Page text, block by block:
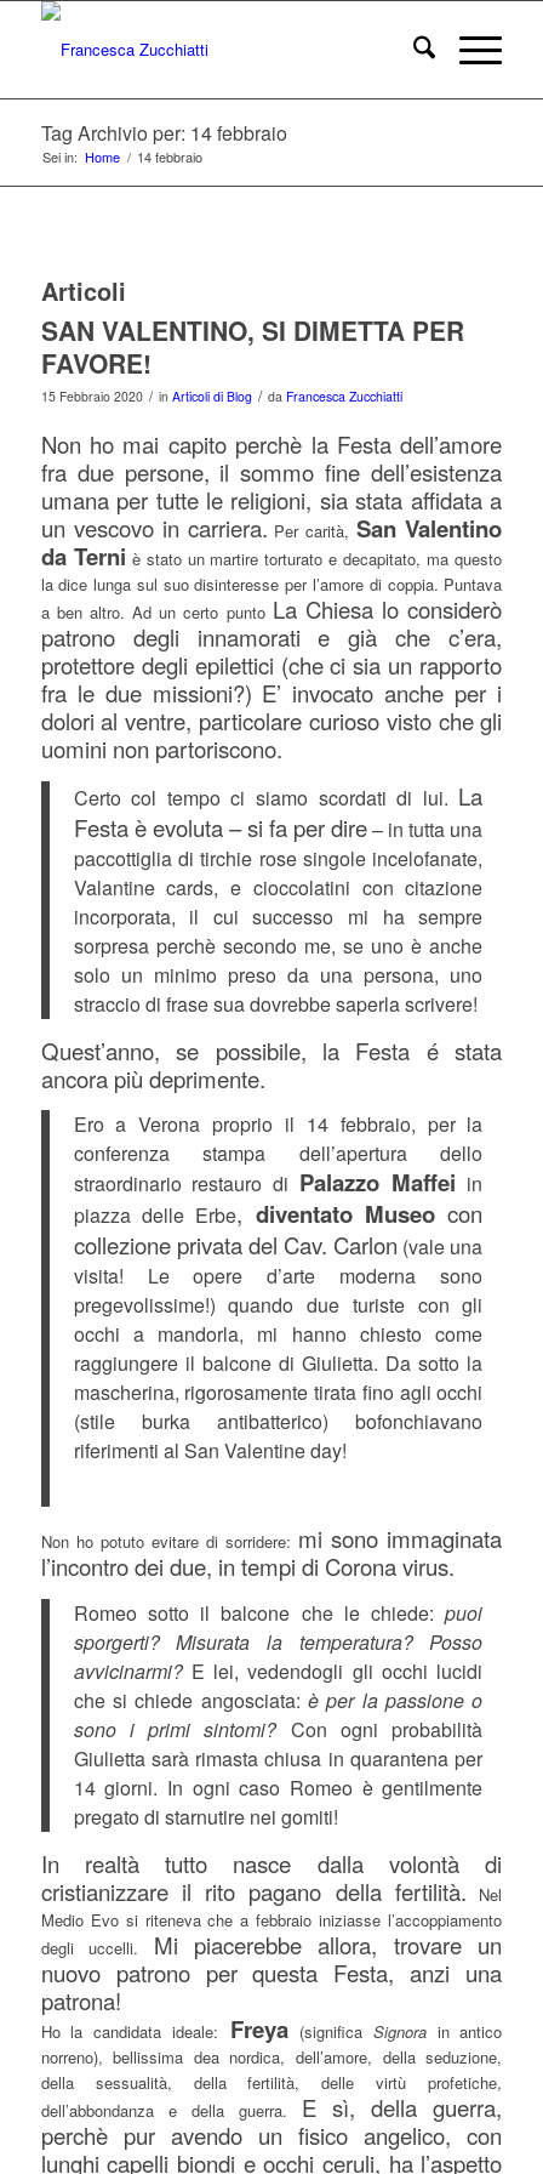
Tag Archivio per: 14 febbraio
Sei in: Home / 14 febbraio
Articoli
SAN VALENTINO, SI DIMETTA PER
FAVORE!
15 Febbraio 2020 / in Articoli di Blog / da Francesca Zucchiatti
Non ho mai capito perchè la Festa dell’amore
fra due persone, il sommo fine dell’esistenza
umana per tutte le religioni, sia stata affidata a
un vescovo in carriera. Per carità,San Valentino
da Terni è stato un martire torturato e decapitato, ma questo
la dice lunga sul suo disinteresse per l’amore di coppia. Puntava
a ben altro. Ad un certo punto La Chiesa lo considerò
patrono degli innamorati e già che c’era,
protettore degli epilettici (che ci sia un rapporto
fra le due missioni?) E’ invocato anche per i
dolori al ventre, particolare curioso visto che gli
uomini non partoriscono.
Certo col tempo ci siamo scordati di lui. La
Festa è evoluta – si fa per dire– in tutta una
paccottiglia di tirchie rose singole incelofanate,
Valantine cards, e cioccolatini con citazione
incorporata, il cui successo mi ha sempre
sorpresa perchè secondo me, se uno è anche
solo un minimo preso da una persona, uno
straccio di frase sua dovrebbe saperla scrivere!
Quest’anno, se possibile, la Festa é stata
ancora più deprimente.
Ero a Verona proprio il 14 febbraio, per la
conferenza stampa dell’apertura dello
straordinario restauro di Palazzo Maffei in
piazza delle Erbe, diventato Museo con
collezione privata del Cav. Carlon (vale una
visita! Le opere d’arte moderna sono
pregevolissime!) quando due turiste con gli
occhi a mandorla, mi hanno chiesto come
raggiungere il balcone di Giulietta. Da sotto la
mascherina, rigorosamente tirata fino agli occhi
(stile burka antibatterico) bofonchiavano
riferimenti al San Valentine day!
Non ho potuto evitare di sorridere: mi sono immaginata
l’incontro dei due, in tempi di Corona virus.
Romeo sotto il balcone che le chiede:puoi
sporgerti? Misurata la temperatura? Posso
avvicinarmi?E lei, vedendogli gli occhi lucidi
che si chiede angosciata: è per la passione o
sono i primi sintomi?Con ogni probabilità
Giulietta sarà rimasta chiusa in quarantena per
14 giorni. In ogni caso Romeo è gentilmente
pregato di starnutire nei gomiti!
In realtà tutto nasce dalla volontà di
cristianizzare il rito pagano della fertilità. Nel
Medio Evo si riteneva che a febbraio iniziasse l’accoppiamento
degli uccelli. Mi piacerebbe allora, trovare un
nuovo patrono per questa Festa, anzi una
patrona!
Ho la candidata ideale: Freya (significaSignorain antico
norreno), bellissima dea nordica, dell’amore, della seduzione,
della sessualità, della fertilità, delle virtù profetiche,
dell’abbondanza e della guerra. E sì, della guerra,
perchè pur avendo un fisico angelico, con
lunghi capelli biondi e occhi ceruli, ha l’aspetto